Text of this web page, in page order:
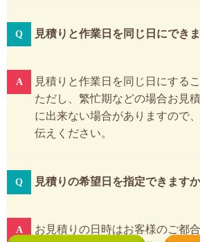
見積りと作業日を同じ日にでき
見積りと作業日を同じ日にする
ただし、繁忙期などの場合お見
に出来ない場合がありますので
伝えください。
見積りの希望日を指定できます
お見積りの日時はお客様のご都